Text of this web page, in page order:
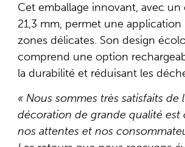
Cet emballage innovant, avec un
21,3 mm, permet une application
zones délicates. Son design
comprend une option
la durabilité et réduisant les
« Nous sommes très satisfaits de
décoration de grande qualité est
nos attentes et nos